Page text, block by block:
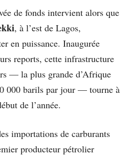
de fonds intervient alors que
, à l’est de Lagos,
en puissance. Inaugurée
reports, cette infrastructure
— la plus grande d’Afrique
000 barils par jour — tourne à
de l’année.
importations de carburants
producteur pétrolier